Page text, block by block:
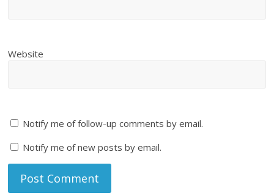
Website
Notify me of follow-up comments by email.
Notify me of new posts by email.